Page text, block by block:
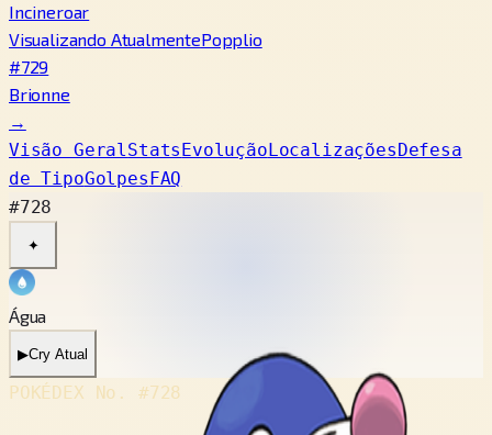
Incineroar
Visualizando AtualmentePopplio
#729
Brionne
→
Visão GeralStatsEvoluçãoLocalizaçõesDefesa
de TipoGolpesFAQ
#728
✦
Água
▶Cry Atual
POKÉDEX No. #728